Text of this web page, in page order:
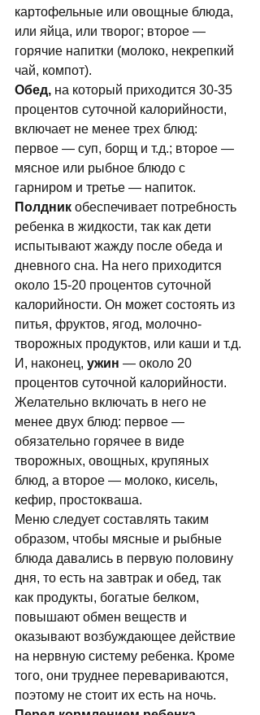
картофельные или овощные блюда,
или яйца, или творог; второе —
горячие напитки (молоко, некрепкий
чай, компот).
Обед, на который приходится 30-35
процентов суточной калорийности,
включает не менее трех блюд:
первое — суп, борщ и т.д.; второе —
мясное или рыбное блюдо с
гарниром и третье — напиток.
Полдник обеспечивает потребность
ребенка в жидкости, так как дети
испытывают жажду после обеда и
дневного сна. На него приходится
около 15-20 процентов суточной
калорийности. Он может состоять из
питья, фруктов, ягод, молочно-
творожных продуктов, или каши и т.д.
И, наконец, ужин — около 20
процентов суточной калорийности.
Желательно включать в него не
менее двух блюд: первое —
обязательно горячее в виде
творожных, овощных, крупяных
блюд, а второе — молоко, кисель,
кефир, простокваша.
Меню следует составлять таким
образом, чтобы мясные и рыбные
блюда давались в первую половину
дня, то есть на завтрак и обед, так
как продукты, богатые белком,
повышают обмен веществ и
оказывают возбуждающее действие
на нервную систему ребенка. Кроме
того, они труднее перевариваются,
поэтому не стоит их есть на ночь.